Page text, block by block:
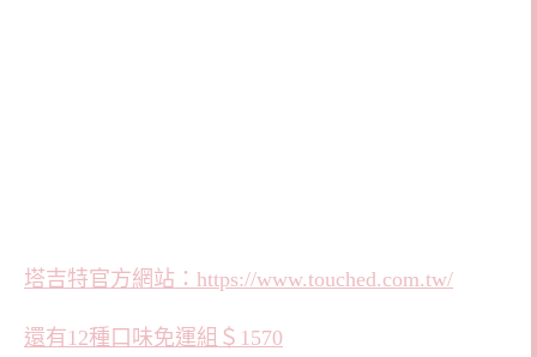
塔吉特官方網站：https://www.touched.com.tw/
還有12種口味免運組＄1570